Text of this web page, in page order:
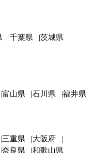
千葉県
茨城県
富山県 石川県 福井県
三重県
大阪府
奈良県 和歌山県